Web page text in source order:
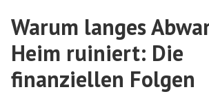
Warum langes
Heim ruiniert: Die
finanziellen Folgen